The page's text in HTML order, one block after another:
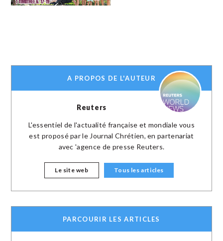
A PROPOS DE L'AUTEUR
Reuters
L'essentiel de l'actualité française et mondiale vous
est proposé par le Journal Chrétien, en partenariat
avec 'agence de presse Reuters.
Le site web Tous les articles
PARCOURIR LES ARTICLES